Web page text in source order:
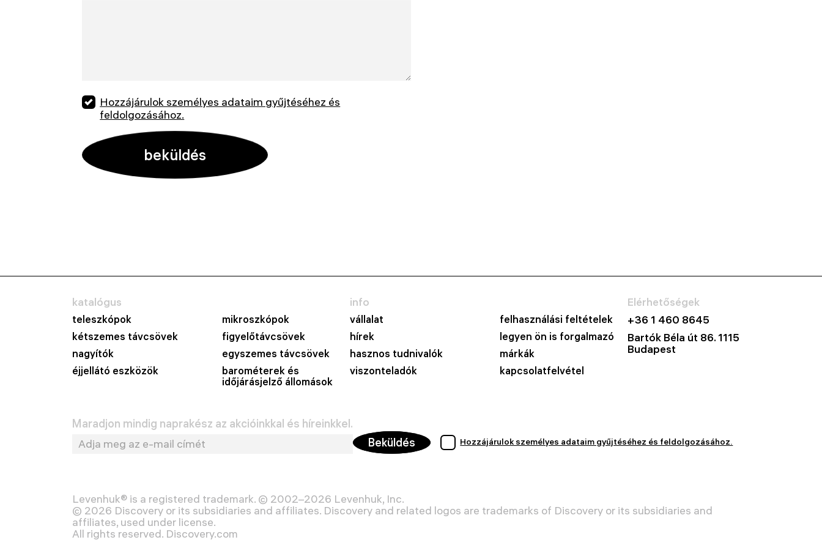
Hozzájárulok személyes adataim gyűjtéséhez és
feldolgozásához.
katalógus
teleszkópok
mikroszkópok
kétszemes távcsövek
figyelőtávcsövek
nagyítók
egyszemes távcsövek
éjjellátó eszközök
barométerek és
időjárásjelző állomások
info
vállalat
felhasználási feltételek
hírek
legyen ön is forgalmazó
hasznos tudnivalók
márkák
viszonteladók
kapcsolatfelvétel
Elérhetőségek
+36 1 460 8645
Bartók Béla út 86. 1115
Budapest
Maradjon mindig naprakész az akcióinkkal és híreinkkel.
Beküldés
Hozzájárulok személyes adataim gyűjtéséhez és feldolgozásához.
Levenhuk® is a registered trademark. © 2002–2026 Levenhuk, Inc.
© 2026 Discovery or its subsidiaries and affiliates. Discovery and related logos are trademarks of Discovery or its subsidiaries and
affiliates, used under license.
All rights reserved. Discovery.com